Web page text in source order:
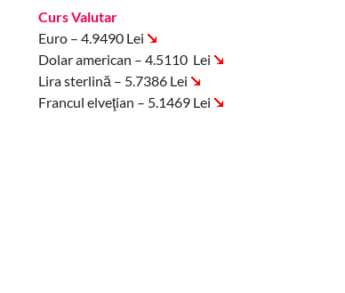
Curs Valutar
Euro – 4.9490 Lei
Dolar american – 4.5110 Lei
Lira sterlină – 5.7386 Lei
Francul elveţian – 5.1469 Lei